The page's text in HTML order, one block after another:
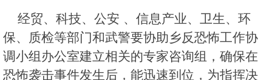
经贸、科技、公安 、信息产业、卫生、环
保、质检等部门和武警要协助乡反恐怖工作协
调小组办公室建立相关的专家咨询组，确保在
恐怖袭击事件发生后，能迅速到位，为指挥决